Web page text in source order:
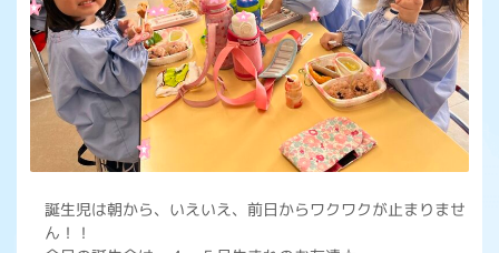
誕生児は朝から、いえいえ、前日からワクワクが止まりませ
ん！！